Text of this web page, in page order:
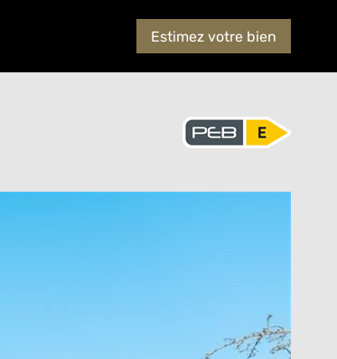
Estimez votre bien